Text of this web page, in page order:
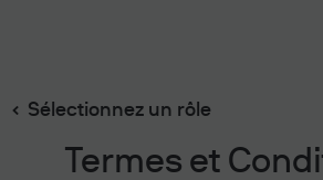
Sélectionnez un rôle
Termes et
main